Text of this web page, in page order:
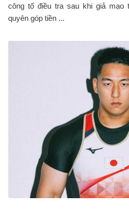
công tố điều tra sau khi giả mạo
quyên góp tiền ...